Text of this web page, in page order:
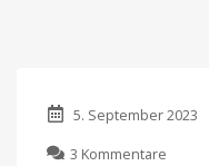
5. September 2023
3 Kommentare